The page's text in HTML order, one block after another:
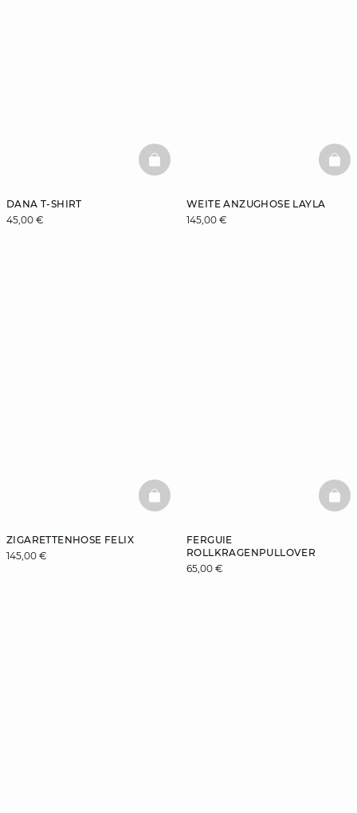
DANA T-SHIRT
45,00 €
BASKETFULL
WEITE ANZUGHOSE LAYLA
145,00 €
ZIGARETTENHOSE FELIX
145,00 €
BASKETFULL
FERGUIE
ROLLKRAGENPULLOVER
65,00 €